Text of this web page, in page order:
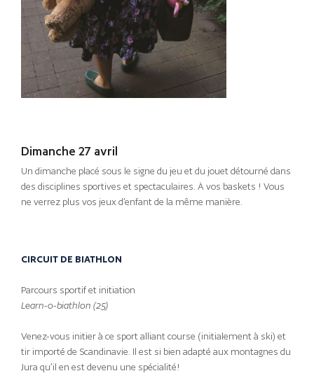
Dimanche 27 avril
Un dimanche placé sous le signe du jeu et du jouet détourné dans
des disciplines sportives et spectaculaires. À vos baskets ! Vous
ne verrez plus vos jeux d’enfant de la même manière.
CIRCUIT DE BIATHLON
Parcours sportif et initiation
Learn-o-biathlon (25)
Venez-vous initier à ce sport alliant course (initialement à ski) et
tir importé de Scandinavie. Il est si bien adapté aux montagnes du
Jura qu’il en est devenu une spécialité!